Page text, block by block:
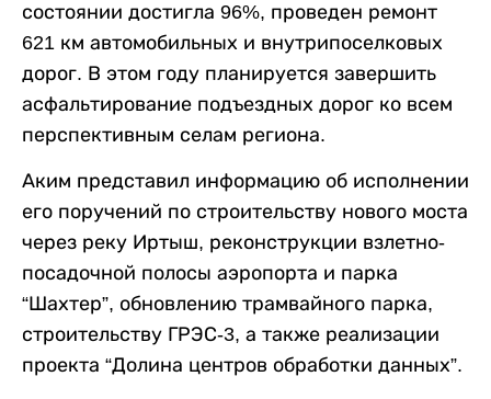
состоянии достигла 96%, проведен ремонт
621 км автомобильных и внутрипоселковых
дорог. В этом году планируется завершить
асфальтирование подъездных дорог ко всем
перспективным селам региона.
Аким представил информацию об исполнении
его поручений по строительству нового моста
через реку Иртыш, реконструкции взлетно-
посадочной полосы аэропорта и парка
“Шахтер”, обновлению трамвайного парка,
строительству ГРЭС-3, а также реализации
проекта “Долина центров обработки данных”.